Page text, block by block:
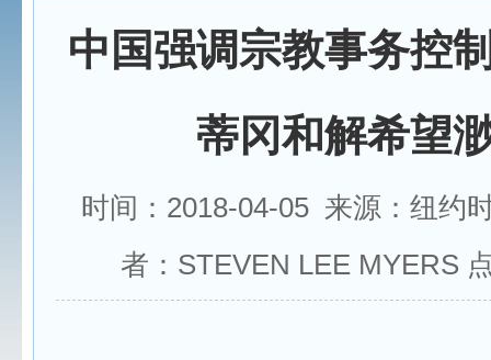
中国强调宗教事务控
蒂冈和解希望
时间：2018-04-05 来源：纽约
者：STEVEN LEE MYERS